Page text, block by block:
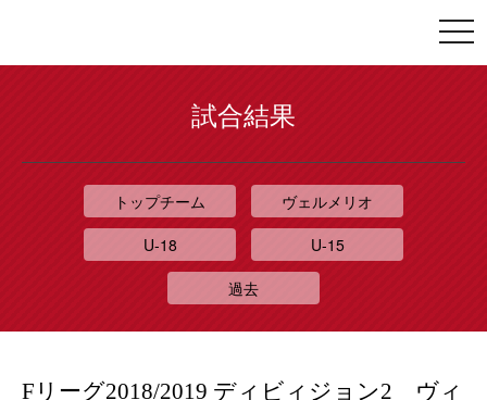
試合結果
トップチーム
ヴェルメリオ
U-18
U-15
過去
Fリーグ2018/2019 ディビィジョン2 ヴィ